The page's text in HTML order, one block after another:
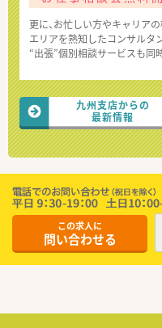
更に、お忙しい方やキャリア
エリアを熟知したコンサルタ
“出張”個別相談サービスも同
九州支店からの
最新情報
この求人に
問い合わせる